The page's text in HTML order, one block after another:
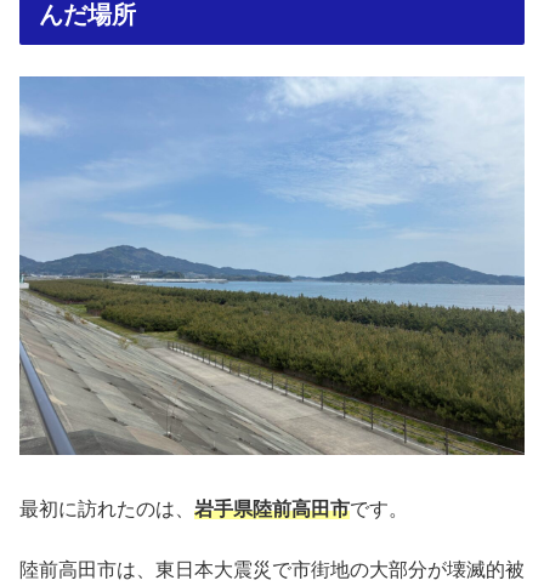
んだ場所
最初に訪れたのは、 岩手県陸前高田市です。
陸前高田市は、東日本大震災で市街地の大部分が壊滅的被